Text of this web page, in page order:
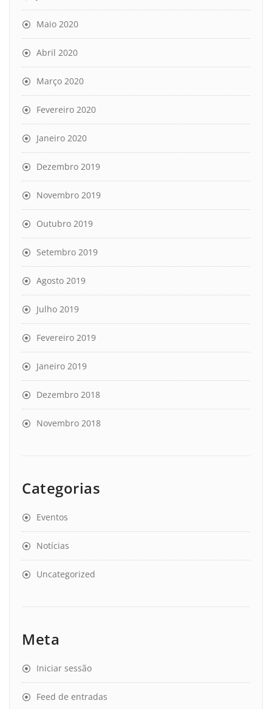
Maio 2020
Abril 2020
Março 2020
Fevereiro 2020
Janeiro 2020
Dezembro 2019
Novembro 2019
Outubro 2019
Setembro 2019
Agosto 2019
Julho 2019
Fevereiro 2019
Janeiro 2019
Dezembro 2018
Novembro 2018
Categorias
Eventos
Notícias
Uncategorized
Meta
Iniciar sessão
Feed de entradas